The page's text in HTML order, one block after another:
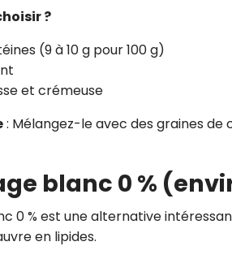
?
(9 à 10 g pour 100 g)
et crémeuse
: Mélangez-le avec des graines
blanc 0 %
0 % est une alternative
en lipides.